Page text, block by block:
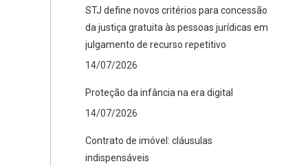
STJ define novos critérios para concessão
da justiça gratuita às pessoas jurídicas em
julgamento de recurso repetitivo
14/07/2026
Proteção da infância na era digital
14/07/2026
Contrato de imóvel: cláusulas
indispensáveis